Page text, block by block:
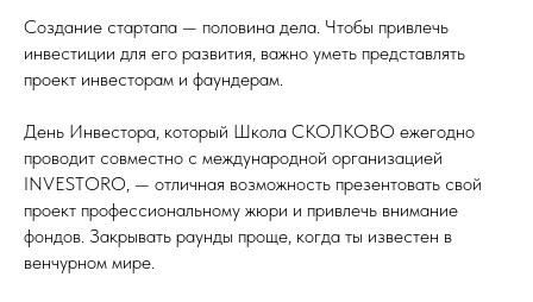
Создание стартапа — половина дела. Чтобы привлечь
инвестиции для его развития, важно уметь представлять
проект инвесторам и фаундерам.
День Инвестора, который Школа СКОЛКОВО ежегодно
проводит совместно с международной организацией
INVESTORO, — отличная возможность презентовать свой
проект профессиональному жюри и привлечь внимание
фондов. Закрывать раунды проще, когда ты известен в
венчурном мире.